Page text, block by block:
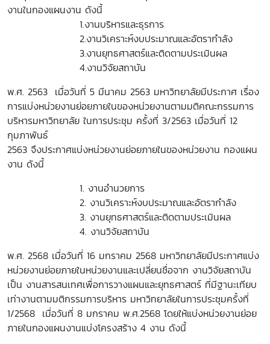
งานในกองแผนงาน ดังนี้
1.งานบริหารและธุรการ
2.งานวิเคราะห์งบประมาณและอัตรากำลัง
3.งานยุทธศาสตร์และติดตามประเมินผล
4.งานวิจัยสถาบัน
พ.ศ. 2563 เมื่อวันที่ 5 มีนาคม 2563 มหาวิทยาลัยมีประกาศ เรื่อง
การแบ่งหน่วยงานย่อยภายในของหน่วยงานตามมติคณะกรรมการ
บริหารมหาวิทยาลัย ในการประชุม ครั้งที่ 3/2563 เมื่อวันที่ 12
กุมภาพันธ์
2563 จึงประกาศแบ่งหน่วยงานย่อยภายในของหน่วยงาน กองแผน
งาน ดังนี้
1. งานอำนวยการ
2. งานวิเคราะห์งบประมาณและอัตรากำลัง
3. งานยุทธศาสตร์และติดตามประเมินผล
4. งานวิจัยสถาบัน
พ.ศ. 2568 เมื่อวันที่ 16 มกราคม 2568 มหาวิทยาลัยมีประกาศแบ่ง
หน่วยงานย่อยภายในหน่วยงานและเปลี่ยนชื่อจาก งานวิจัยสถาบัน
เป็น งานสารสนเทศเพื่อการวางแผนและยุทธศาสตร์ ที่มีฐานะเทียบ
เท่างานตามมติกรรมการบริหาร มหาวิทยาลัยในการประชุมครั้งที่
1/2568 เมื่อวันที่ 8 มกราคม พ.ศ.2568 โดยให้แบ่งหน่วยงานย่อย
ภายในกองแผนงานแบ่งโครงสร้าง 4 งาน ดังนี้